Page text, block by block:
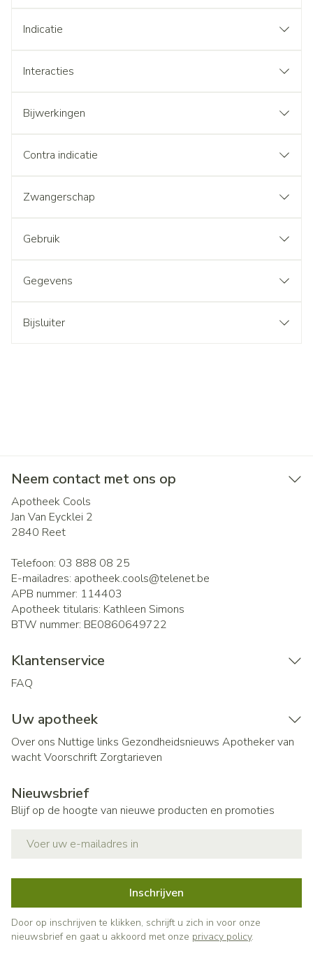
Indicatie
Interacties
Bijwerkingen
Contra indicatie
Zwangerschap
Gebruik
Gegevens
Bijsluiter
Neem contact met ons op
Apotheek Cools
Jan Van Eycklei 2
2840 Reet
Telefoon: 03 888 08 25
E-mailadres: apotheek.cools@telenet.be
APB nummer: 114403
Apotheek titularis: Kathleen Simons
BTW nummer: BE0860649722
Klantenservice
FAQ
Uw apotheek
Over ons Nuttige links Gezondheidsnieuws Apotheker van
wachtVoorschrift Zorgtarieven
Nieuwsbrief
Blijf op de hoogte van nieuwe producten en promoties
Inschrijven
Door op inschrijven te klikken, schrijft u zich in voor onze
nieuwsbrief en gaat u akkoord met onze privacy policy.